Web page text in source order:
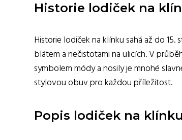
Historie lodiček na
Historie lodiček na klínku sahá až do
blátem a nečistotami na ulicích. V
symbolem módy a nosily je mnohé
stylovou obuv pro každou příležitost.
Popis lodiček na klínku